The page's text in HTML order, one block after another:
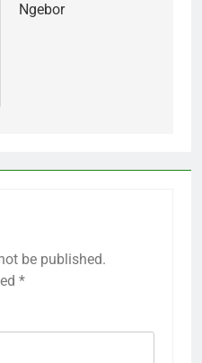
Ngebor
be published.
*